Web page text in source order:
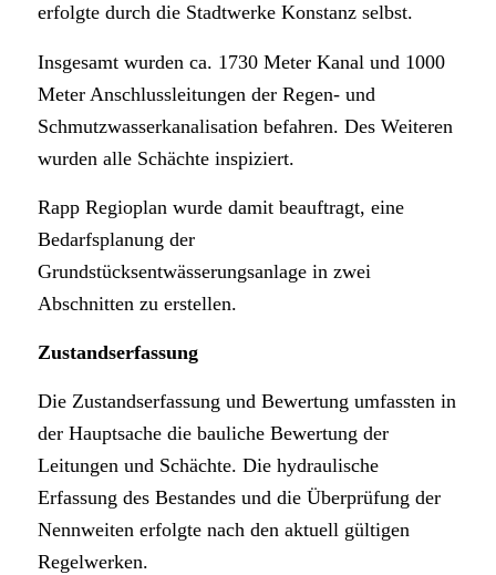
erfolgte durch die Stadtwerke Konstanz selbst.
Insgesamt wurden ca. 1730 Meter Kanal und 1000
Meter Anschlussleitungen der Regen- und
Schmutzwasserkanalisation befahren. Des Weiteren
wurden alle Schächte inspiziert.
Rapp Regioplan wurde damit beauftragt, eine
Bedarfsplanung der
Grundstücksentwässerungsanlage in zwei
Abschnitten zu erstellen.
Zustandserfassung
Die Zustandserfassung und Bewertung umfassten in
der Hauptsache die bauliche Bewertung der
Leitungen und Schächte. Die hydraulische
Erfassung des Bestandes und die Überprüfung der
Nennweiten erfolgte nach den aktuell gültigen
Regelwerken.